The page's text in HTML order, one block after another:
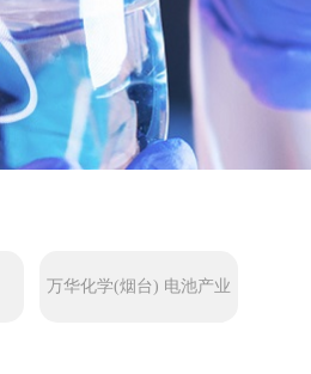
万华化学(烟台) 电池产业